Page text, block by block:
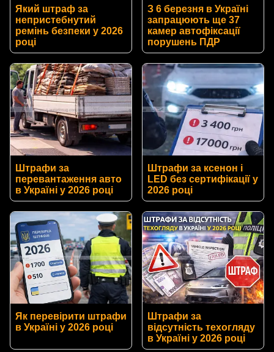
Який штраф за
непристебнутий
ремінь безпеки у 2026
році
З 6 березня в Україні
запрацюють ще 37
камер автофіксації
порушень ПДР
Штрафи за
перевантаження авто
в Україні у 2026 році
Штрафи за ксенон і
LED без сертифікації у
2026 році
Як перевірити штрафи
в Україні у 2026 році
Штрафи за
відсутність техогляду
в Україні у 2026 році